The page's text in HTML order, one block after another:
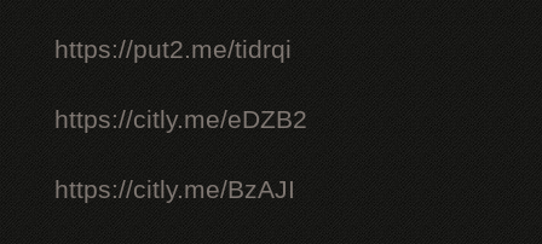
https://put2.me/tidrqi
https://citly.me/eDZB2
https://citly.me/BzAJI